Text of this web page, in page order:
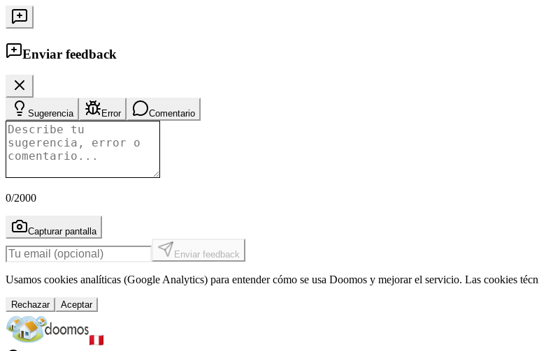
Enviar feedback
Sugerencia Error Comentario
0/2000
Capturar pantalla
Enviar feedback
Usamos cookies analíticas (Google Analytics) para entender cómo se usa Doomos y mejorar el servicio. Las cookies
Rechazar Aceptar